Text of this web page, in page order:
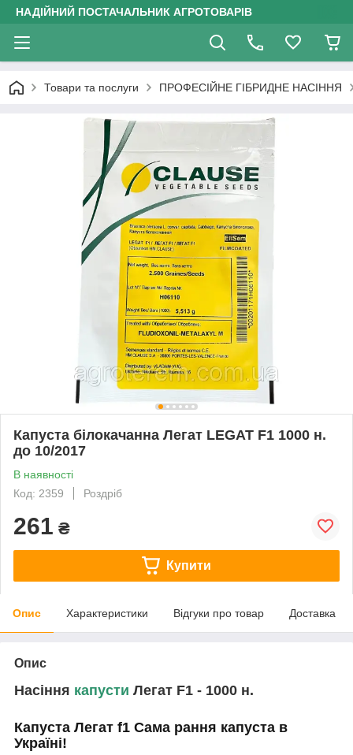
НАДІЙНИЙ ПОСТАЧАЛЬНИК АГРОТОВАРІВ
Товари та послуги ПРОФЕСІЙНЕ ГІБРИДНЕ НАСІННЯ
Капуста білокачанна Легат LEGAT F1 1000 н.
до 10/2017
В наявності
Код: 2359
Роздріб
261 ₴
Купити
Опис Характеристики Відгуки про товар Доставка
Опис
Насіння капусти Легат F1 - 1000 н.
Капуста Легат f1 Сама рання капуста в
Україні!